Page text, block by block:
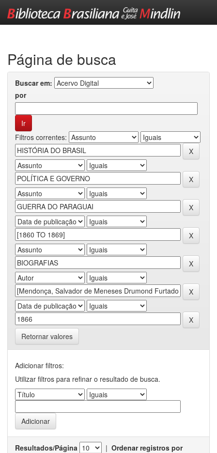
Página de busca
Buscar em:
por
Filtros correntes:
Retornar valores
Adicionar filtros:
Utilizar filtros para refinar o resultado de busca.
Resultados/Página | Ordenar registros por